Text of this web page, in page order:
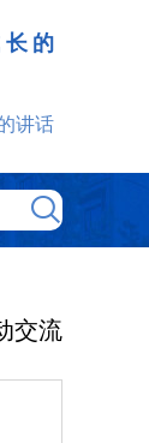
的
讲话
交流